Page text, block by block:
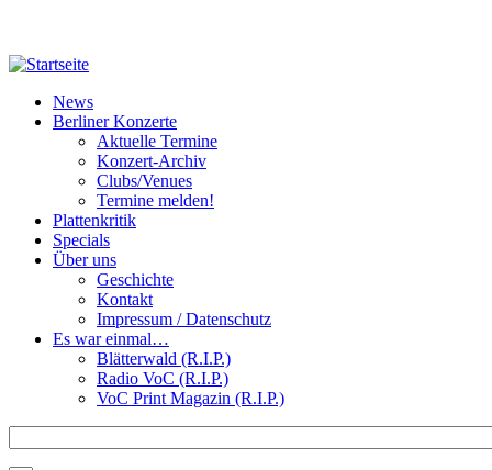
News
Berliner Konzerte
Aktuelle Termine
Konzert-Archiv
Clubs/Venues
Termine melden!
Plattenkritik
Specials
Über uns
Geschichte
Kontakt
Impressum / Datenschutz
Es war einmal…
Blätterwald (R.I.P.)
Radio VoC (R.I.P.)
VoC Print Magazin (R.I.P.)